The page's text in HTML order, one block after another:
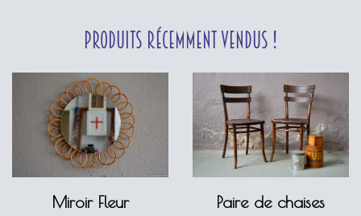
Produits récemment vendus !
Miroir Fleur
Paire de chaises